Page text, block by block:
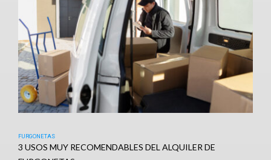
FURGONETAS
3 USOS MUY RECOMENDABLES DEL ALQUILER DE